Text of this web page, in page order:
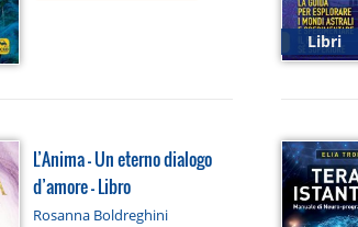
Libri
L’Anima – Un eterno dialogo
d’amore - Libro
Rosanna Boldreghini